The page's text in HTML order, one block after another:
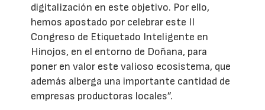
digitalización en este objetivo. Por ello,
hemos apostado por celebrar este II
Congreso de Etiquetado Inteligente en
Hinojos, en el entorno de Doñana, para
poner en valor este valioso ecosistema, que
además alberga una importante cantidad de
empresas productoras locales”.